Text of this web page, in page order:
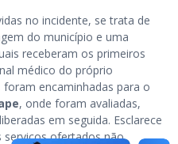
no incidente, se trata de
do município e uma
receberam os primeiros
médico do próprio
encaminhadas para o
, onde foram avaliadas,
em seguida. Esclarece
serviços ofertados não